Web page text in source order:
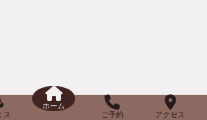
ス
ホーム
ご予約
アクセス